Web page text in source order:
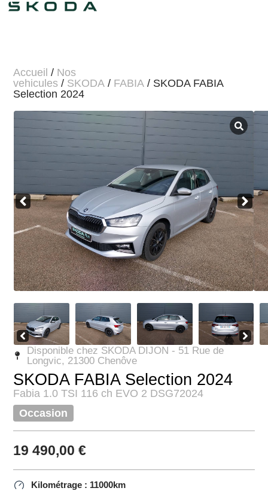
Accueil / Nos
vehicules / SKODA / FABIA / SKODA FABIA
Selection 2024
Disponible chez SKODA DIJON - 51 Rue de
Longvic, 21300 Chenôve
SKODA FABIA Selection 2024
Fabia 1.0 TSI 116 ch EVO 2 DSG72024
Occasion
19 490,00€
Kilométrage : 11000km